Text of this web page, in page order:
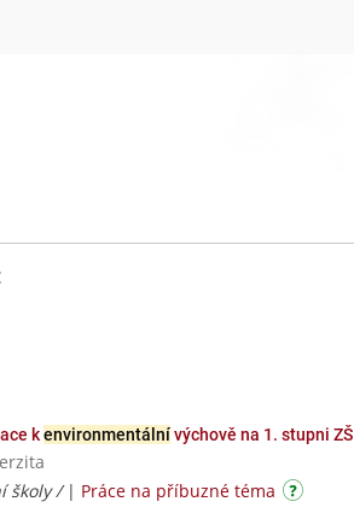
kenvironmentálnívýchově na 1. stupni ZŠ
školy / | Práce na příbuzné téma